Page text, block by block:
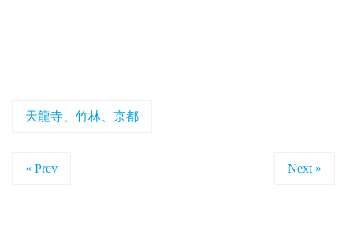
天龍寺、竹林、京都
« Prev Next »